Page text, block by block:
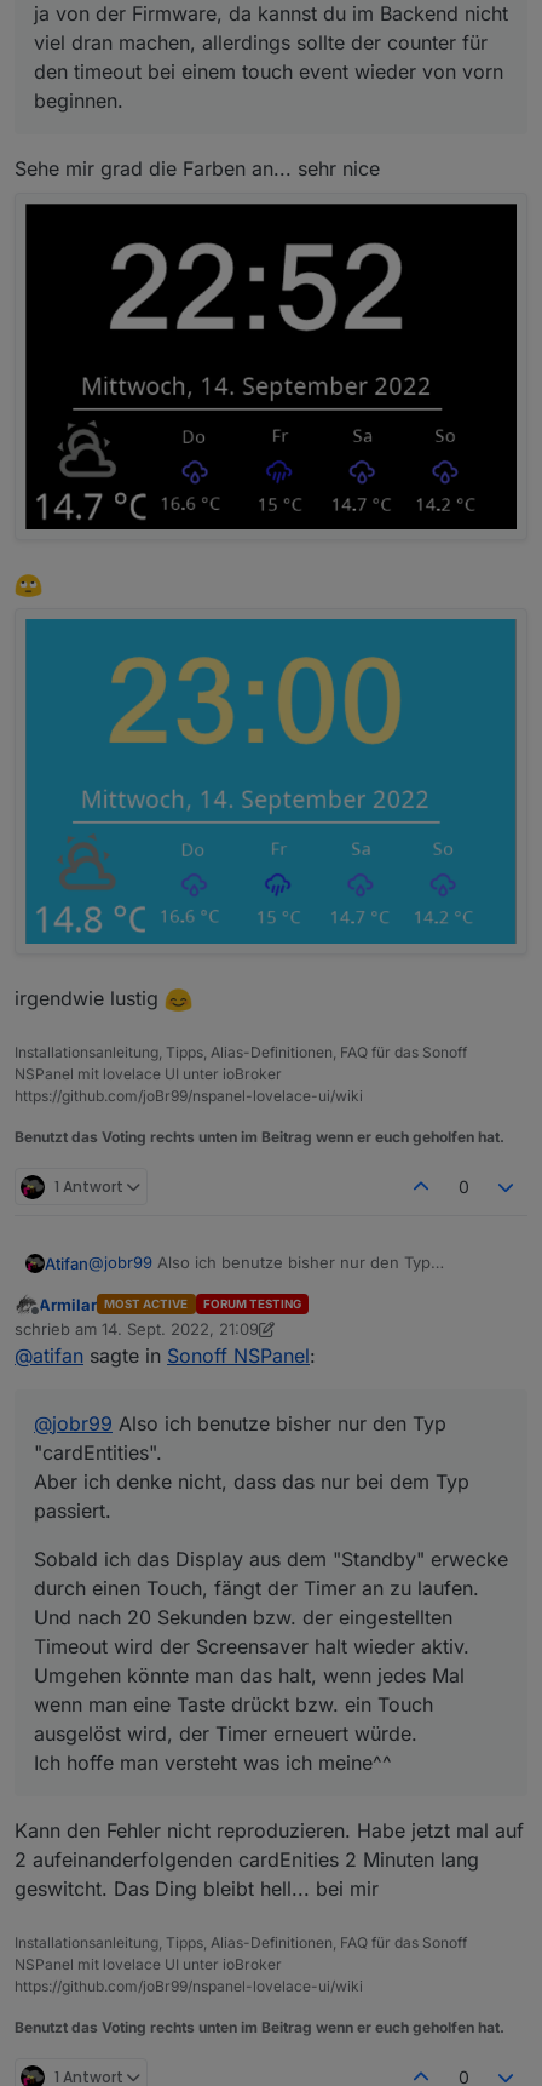
ja von der Firmware, da kannst du im Backend nicht
viel dran machen, allerdings sollte der counter für
den timeout bei einem touch event wieder von vorn
beginnen.
Sehe mir grad die Farben an... sehr nice
irgendwie lustig
Installationsanleitung, Tipps, Alias-Definitionen, FAQ für das Sonoff
NSPanel mit lovelace UI unter ioBroker
https://github.com/joBr99/nspanel-lovelace-ui/wiki
Benutzt das Voting rechts unten im Beitrag wenn er euch geholfen hat.
1 Antwort 0
Atifan@jobr99 Also ich benutze bisher nur den Typ
Aber ich denke nicht, dass das nur bei dem Typ passiert.
Sobald ich das Display aus dem "Standby" erwecke
durch einen Touch, fängt der Timer an zu laufen. Und
nach 20 Sekunden bzw. der eingestellten Timeout wird
man eine Taste drückt bzw. ein Touch ausgelöst wird,
der Timer erneuert würde.
Ich hoffe man versteht was ich meine^^
Offline
Armilar MOST ACTIVE FORUM TESTING
schrieb am 14. Sept. 2022, 21:09
zuletzt editiert von Armilar
@atifan sagte in Sonoff NSPanel:
@jobr99 Also ich benutze bisher nur den Typ
"cardEntities".
Aber ich denke nicht, dass das nur bei dem Typ
passiert.
Sobald ich das Display aus dem "Standby" erwecke
durch einen Touch, fängt der Timer an zu laufen.
Und nach 20 Sekunden bzw. der eingestellten
Timeout wird der Screensaver halt wieder aktiv.
Umgehen könnte man das halt, wenn jedes Mal
wenn man eine Taste drückt bzw. ein Touch
ausgelöst wird, der Timer erneuert würde.
Ich hoffe man versteht was ich meine^^
Kann den Fehler nicht reproduzieren. Habe jetzt mal auf
2 aufeinanderfolgenden cardEnities 2 Minuten lang
geswitcht. Das Ding bleibt hell... bei mir
Installationsanleitung, Tipps, Alias-Definitionen, FAQ für das Sonoff
NSPanel mit lovelace UI unter ioBroker
https://github.com/joBr99/nspanel-lovelace-ui/wiki
Benutzt das Voting rechts unten im Beitrag wenn er euch geholfen hat.
1 Antwort 0